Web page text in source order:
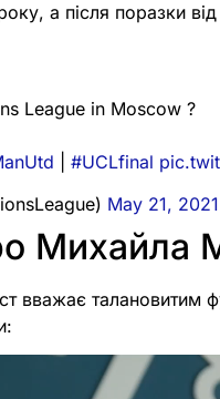
а після поразки
League in Moscow ?
|#UCLfinal
May 21, 2021
Михайла
вважає талановитим